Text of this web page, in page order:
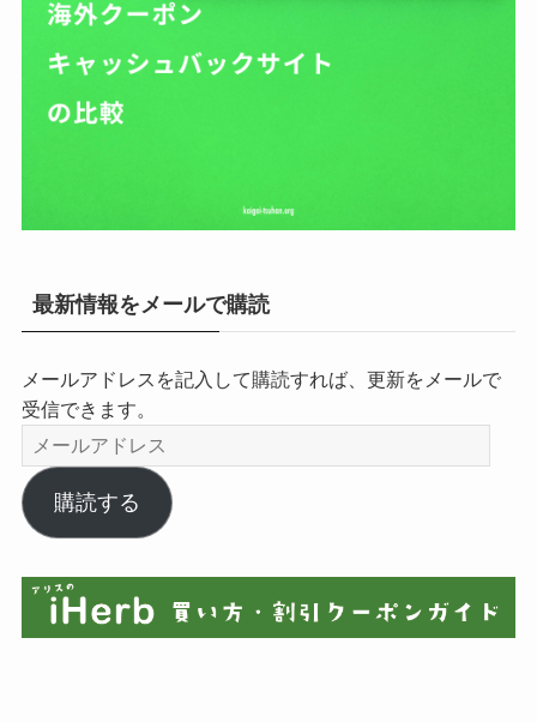
最新情報をメールで購読
メールアドレスを記入して購読すれば、更新をメールで
受信できます。
メ
ー
ル
ア
レ
購読する